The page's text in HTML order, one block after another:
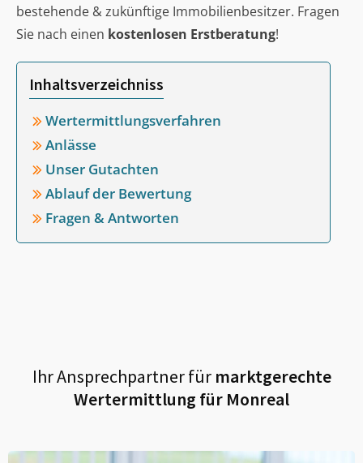
bestehende & zukünftige Immobilienbesitzer. Fragen
Sie nach einen kostenlosen Erstberatung!
Inhaltsverzeichniss
Wertermittlungsverfahren
Anlässe
Unser Gutachten
Ablauf der Bewertung
Fragen & Antworten
Ihr Ansprechpartner fürmarktgerechte
Wertermittlung für Monreal